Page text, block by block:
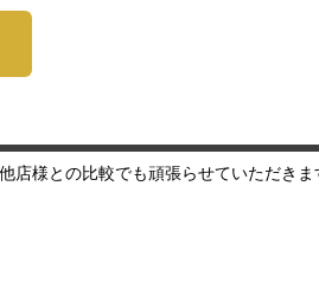
店様との比較でも頑張らせていただきま